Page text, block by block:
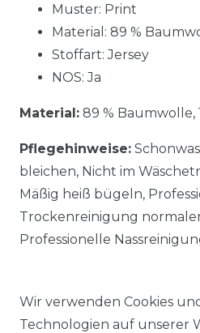
Muster: Print
Material: 89 %
Stoffart: Jersey
NOS: Ja
Material: 89 % Baumwolle,
Pflegehinweise:
bleichen, Nicht im
Mäßig heiß bügeln,
Trockenreinigung
Professionelle
Wir verwenden Cookies
Technologien auf unserer